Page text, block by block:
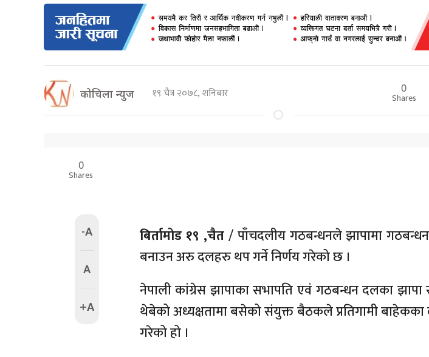
कोचिला न्युज १९ चैत्र २०७८, शनिबार 0
Shares
0
Shares
-A
A
+A
बिर्तामोड १९ ,चैत/ पाँचदलीय गठबन्धनले झापामा
बनाउन अरु दलहरु थप गर्ने निर्णय गरेको छ ।
नेपाली कांग्रेस झापाका सभापति एवं गठबन्धन दलका
थेबेको अध्यक्षतामा बसेको संयुक्त बैठकले प्रतिगामी बाहेकका
गरेको हो ।